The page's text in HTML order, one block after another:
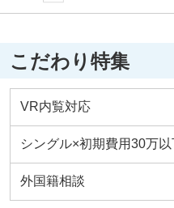
こだわり特集
VR内覧対応
シングル×初期費用30万以
外国籍相談